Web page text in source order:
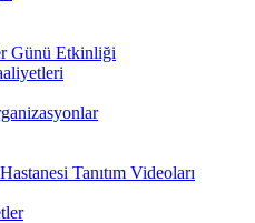
Günü Etkinliği
Tanıtım Videoları